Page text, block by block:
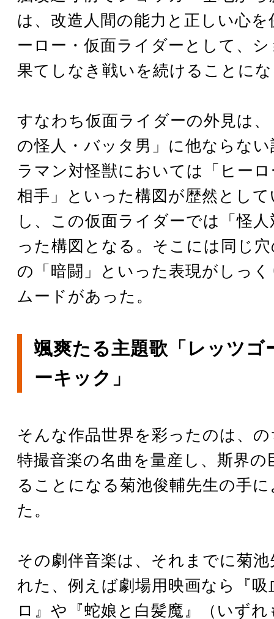
は、改造人間の能力と正しい心
ーロー・仮面ライダーとして、
果てしなき戦いを続けることに
すなわち仮面ライダーの外見は
の怪人・バッタ男」に他ならな
ラマン対怪獣においては「ヒー
相手」といった構図が歴然とし
し、この仮面ライダーでは「怪
った構図となる。そこには同じ
の「暗闘」といった表現がしっ
ムードがあった。
颯爽たる主題歌「レッツゴ
ーキック」
そんな作品世界を彩ったのは、
特撮音楽の名曲を量産し、斯界の
ることになる菊池俊輔先生の手
た。
その劇伴音楽は、それまでに菊
れた、例えば劇場用映画なら『
ロ』や『蛇娘と白髪魔』（いず